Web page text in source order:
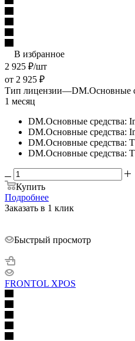
В избранное
2 925 ₽/шт
от 2 925 ₽
Тип лицензии—DM.Основные
1 месяц
DM.Основные средства:
DM.Основные средства:
DM.Основные средства:
DM.Основные средства:
Купить
Подробнее
Заказать в 1 клик
Быстрый просмотр
FRONTOL XPOS